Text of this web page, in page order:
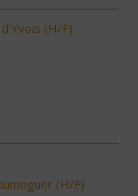
(H/F)
(H/F)